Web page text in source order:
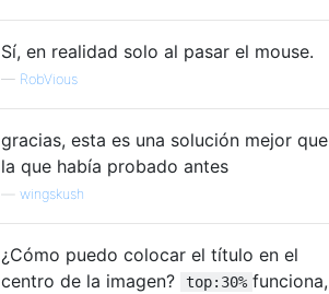
Sí, en realidad solo al pasar el mouse.
— RobVious
gracias, esta es una solución mejor que
la que había probado antes
wingskush
¿Cómo puedo colocar el título en el
centro de la imagen?
top:30% funciona,